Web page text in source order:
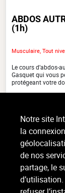
ABDOS
(1h)
Musculaire, Tout
Le cours d’abdos-
Gasquet qui vous
protégeant votre
> Lire la suite
. .
Notre site
la
de nos
partage, le